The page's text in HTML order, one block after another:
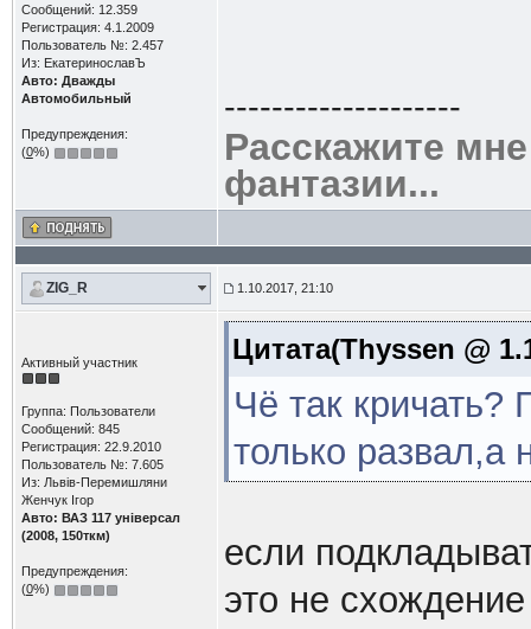
Сообщений: 12.359
Регистрация: 4.1.2009
Пользователь №: 2.457
Из: ЕкатеринославЪ
Авто: Дважды
Автомобильный
Предупреждения:
(0%)
--------------------
Расскажите
фантазии...
ZIG_R 1.10.2017, 21:10
Активный участник
Группа: Пользователи
Сообщений: 845
Регистрация: 22.9.2010
Пользователь №: 7.605
Из: Львів-Перемишляни
Женчук Ігор
Авто: ВАЗ 117 універсал
(2008, 150ткм)
Предупреждения:
(0%)
Цитата(Thyssen @
Чё так
только развал,а
если
это не